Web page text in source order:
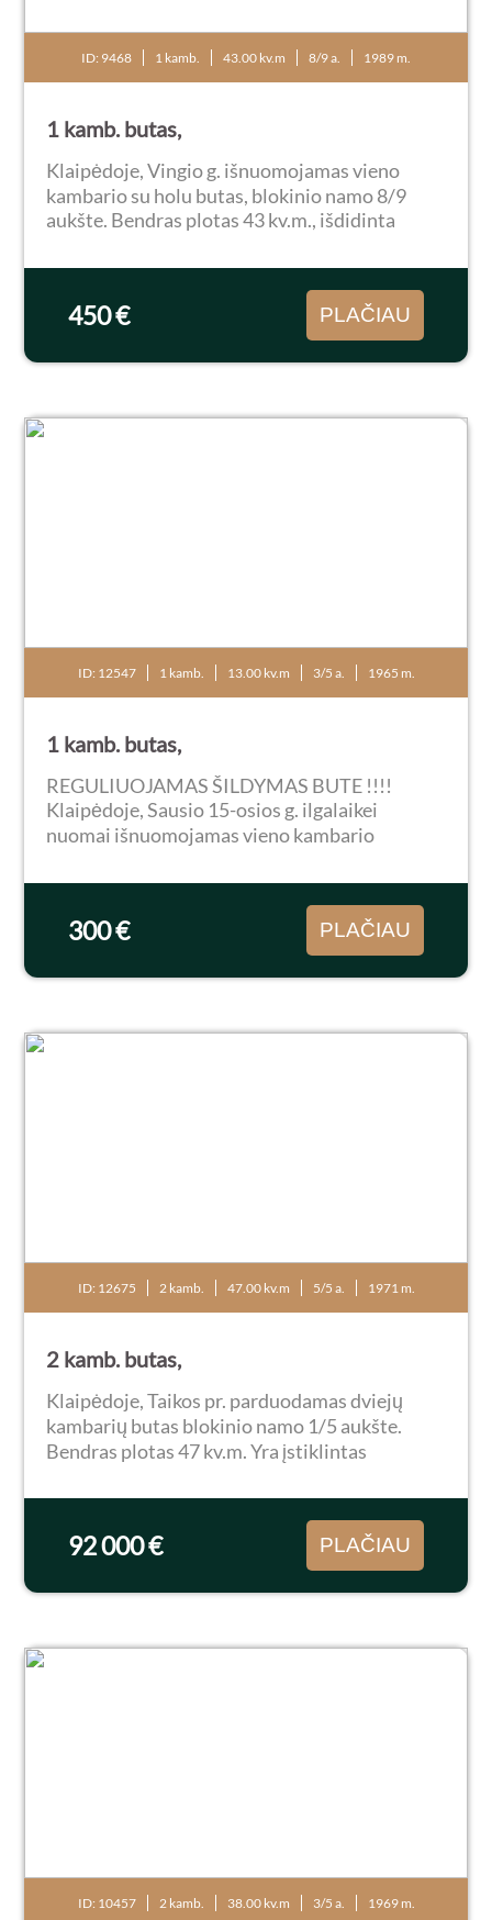
ID: 9468 1 kamb. 43.00 kv.m 8/9 a. 1989 m.
1 kamb. butas,
Klaipėdoje, Vingio g. išnuomojamas vieno
kambario su holu butas, blokinio namo 8/9
aukšte. Bendras plotas 43 kv.m., išdidinta
Butas pilnai suremontuotas: plastikiniai
450 € PLAČIAU
ID: 12547 1 kamb. 13.00 kv.m 3/5 a. 1965 m.
1 kamb. butas,
REGULIUOJAMAS ŠILDYMAS BUTE !!!!
Klaipėdoje, Sausio 15-osios g. ilgalaikei
nuomai išnuomojamas vieno kambario
naujai atliktas kapitalinis remontas.
Nuomojama su naujais baldais bei buitine...
300 € PLAČIAU
ID: 12675 2 kamb. 47.00 kv.m 5/5 a. 1971 m.
2 kamb. butas,
Klaipėdoje, Taikos pr. parduodamas dviejų
kambarių butas blokinio namo 1/5 aukšte.
Bendras plotas 47 kv.m. Yra įstiklintas
reiktų pasiremontuoti. Langai orientuoti į
92 000 € PLAČIAU
ID: 10457 2 kamb. 38.00 kv.m 3/5 a. 1969 m.